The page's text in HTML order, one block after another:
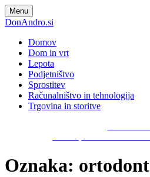
Skip
to
Menu
DonAndro.si
Domov
Dom in vrt
Lepota
Podjetništvo
Sprostitev
Računalništvo in tehnologija
Trgovina in storitve
Oznaka: ortodont